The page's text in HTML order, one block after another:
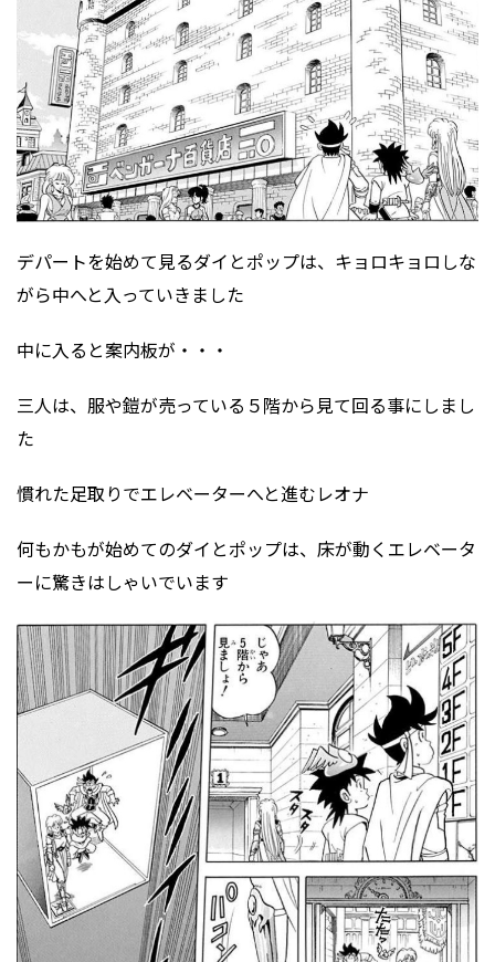
デパートを始めて見るダイとポップは、キョロキョロしな
がら中へと入っていきました
中に入ると案内板が・・・
三人は、服や鎧が売っている５階から見て回る事にしまし
た
慣れた足取りでエレベーターへと進むレオナ
何もかもが始めてのダイとポップは、床が動くエレベータ
ーに驚きはしゃいでいます